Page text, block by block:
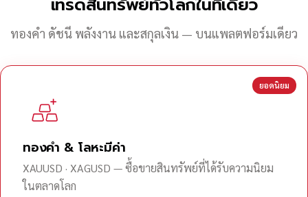
ทองคำ ดัชนี พลังงาน และสกุลเงิน — บนแพลตฟอร์มเดียว
ยอดนิยม
ทองคำ & โลหะมีค่า
XAUUSD · XAGUSD — ซื้อขายสินทรัพย์ที่ได้รับความนิยม
ในตลาดโลก